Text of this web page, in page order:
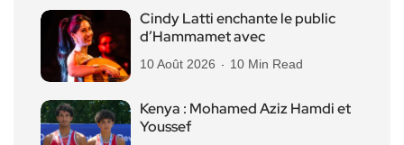
Cindy Latti enchante le public
d’Hammamet avec
10 Août 2026 10 Min Read
Kenya : Mohamed Aziz Hamdi et
Youssef